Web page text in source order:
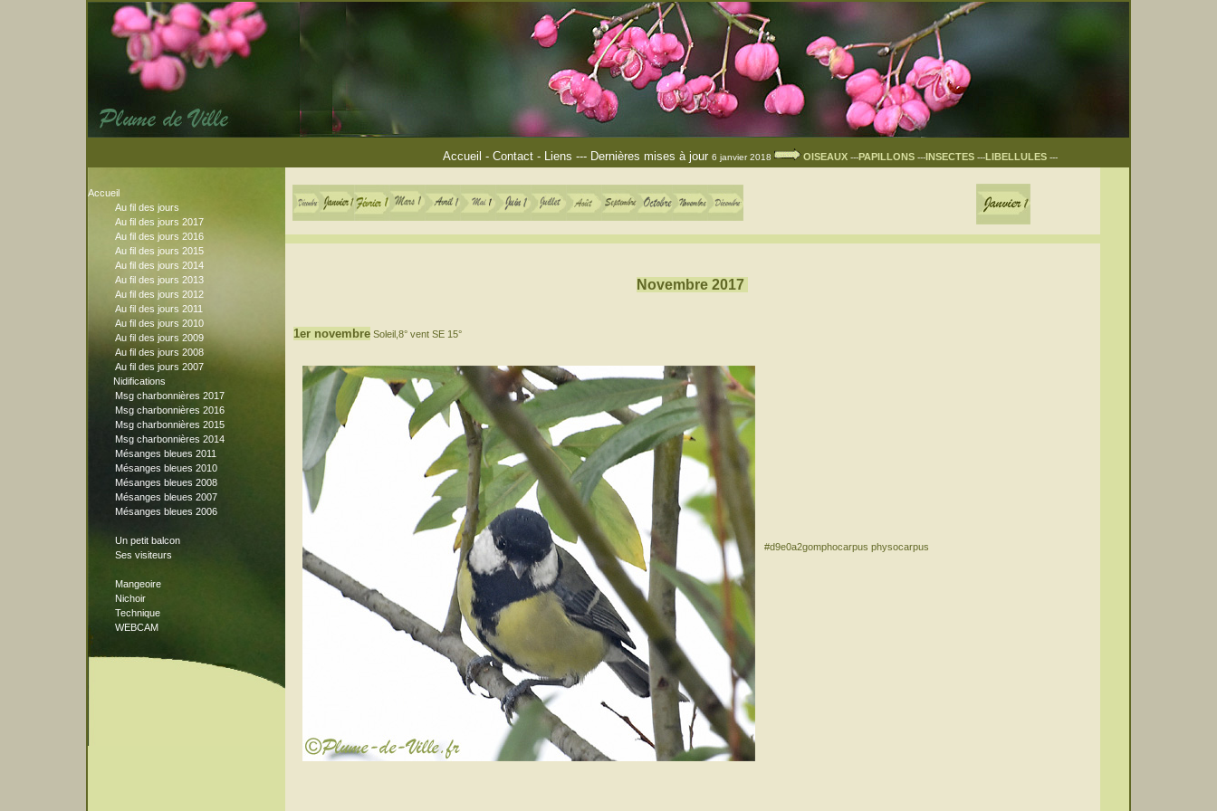
Accueil - Contact- Liens --- Dernières mises à jour 6 janvier 2018 OISEAUX ---PAPILLONS ---INSECTES ---LIBELLULES ---
Accueil
Au fil des jours
Au fil des jours 2017
Au fil des jours 2016
Au fil des jours 2015
Au fil des jours 2014
Au fil des jours 2013
Au fil des jours 2012
Au fil des jours 2011
Au fil des jours 2010
Au fil des jours 2009
Au fil des jours 2008
Au fil des jours 2007
Nidifications
Msg charbonnières 2017
Msg charbonnières 2016
Msg charbonnières 2015
Msg charbonnières 2014
Mésanges bleues 2011
Mésanges bleues 2010
Mésanges bleues 2008
Mésanges bleues 2007
Mésanges bleues 2006
Un petit balcon
Ses visiteurs
Mangeoire
Nichoir
Technique
WEBCAM
Novembre 2017
1er novembre Soleil,8° vent SE 15°
#d9e0a2gomphocarpus physocarpus